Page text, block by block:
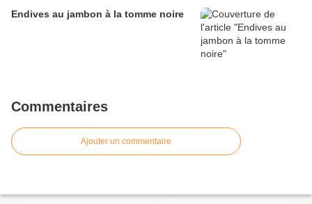
Endives au jambon à la tomme noire
Commentaires
Ajouter un commentaire